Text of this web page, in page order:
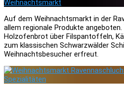
Auf dem Weihnachtsmarkt in der
allem regionale Produkte
Holzofenbrot über Filspantoffeln,
zum klassischen Schwarzwälder
Weihnachtsbesucher erfreut.